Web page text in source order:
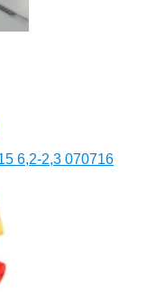
6,2-2,3 070716